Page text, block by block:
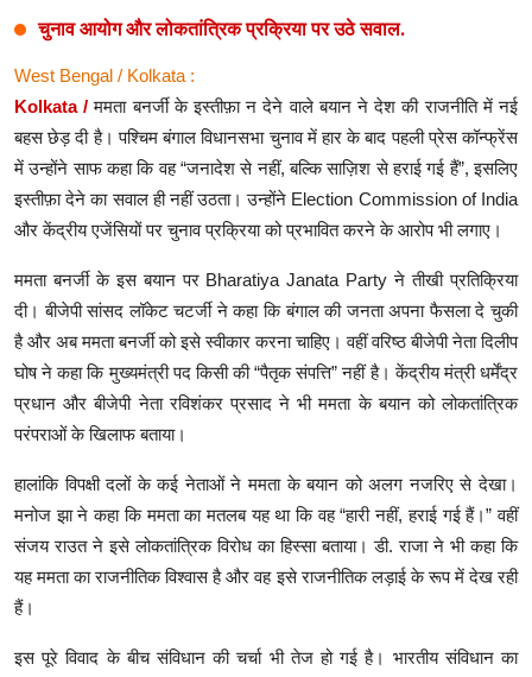
चुनाव आयोग और लोकतांत्रिक प्रक्रिया पर उठे सवाल.
West Bengal / Kolkata :
Kolkata /ममता बनर्जी के इस्तीफ़ा न देने वाले बयान ने देश की राजनीति में नई
बहस छेड़ दी है। पश्चिम बंगाल विधानसभा चुनाव में हार के बाद पहली प्रेस कॉन्फ्रेंस
में उन्होंने साफ कहा कि वह “जनादेश से नहीं, बल्कि साज़िश से हराई गई हैं”, इसलिए
इस्तीफ़ा देने का सवाल ही नहीं उठता। उन्होंने Election Commission of India
और केंद्रीय एजेंसियों पर चुनाव प्रक्रिया को प्रभावित करने के आरोप भी लगाए।
ममता बनर्जी के इस बयान पर Bharatiya Janata Party ने तीखी प्रतिक्रिया
दी। बीजेपी सांसद लॉकेट चटर्जी ने कहा कि बंगाल की जनता अपना फैसला दे चुकी
है और अब ममता बनर्जी को इसे स्वीकार करना चाहिए। वहीं वरिष्ठ बीजेपी नेता दिलीप
घोष ने कहा कि मुख्यमंत्री पद किसी की “पैतृक संपत्ति” नहीं है। केंद्रीय मंत्री धर्मेंद्र
प्रधान और बीजेपी नेता रविशंकर प्रसाद ने भी ममता के बयान को लोकतांत्रिक
परंपराओं के खिलाफ बताया।
हालांकि विपक्षी दलों के कई नेताओं ने ममता के बयान को अलग नजरिए से देखा।
मनोज झा ने कहा कि ममता का मतलब यह था कि वह “हारी नहीं, हराई गई हैं।” वहीं
संजय राउत ने इसे लोकतांत्रिक विरोध का हिस्सा बताया। डी. राजा ने भी कहा कि
यह ममता का राजनीतिक विश्वास है और वह इसे राजनीतिक लड़ाई के रूप में देख रही
हैं।
इस पूरे विवाद के बीच संविधान की चर्चा भी तेज हो गई है। भारतीय संविधान का